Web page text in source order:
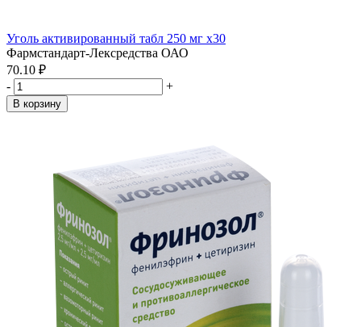
Уголь активированный табл 250 мг x30
Фармстандарт-Лексредства ОАО
70.10 ₽
-
+
В корзину